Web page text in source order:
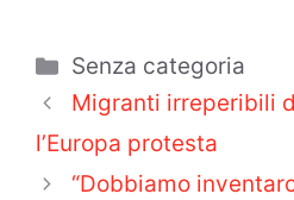
Categorie
Senza categoria
Migranti irreperibili
l’Europa protesta
“Dobbiamo